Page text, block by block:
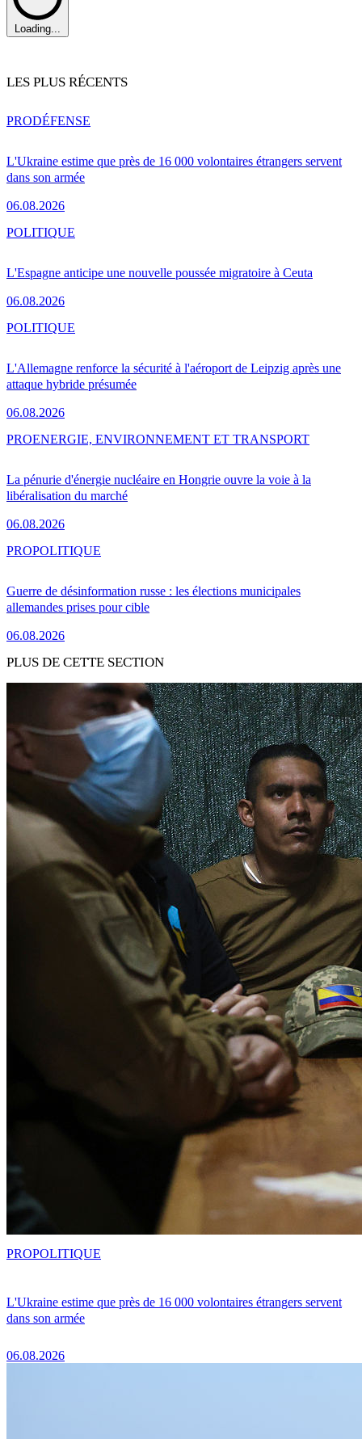
Loading...
LES PLUS RÉCENTS
L'Ukraine estime que près de 16 000 volontaires étrangers servent
dans son armée
06.08.2026
PRODÉFENSE
L'Espagne anticipe une nouvelle poussée migratoire à Ceuta
06.08.2026
POLITIQUE
L'Allemagne renforce la sécurité à l'aéroport de Leipzig après une
attaque hybride présumée
06.08.2026
POLITIQUE
La pénurie d'énergie nucléaire en Hongrie ouvre la voie à la
libéralisation du marché
06.08.2026
PROENERGIE, ENVIRONNEMENT ET TRANSPORT
Guerre de désinformation russe : les élections municipales
allemandes prises pour cible
06.08.2026
PROPOLITIQUE
PLUS DE CETTE SECTION
L'Ukraine estime que près de 16 000 volontaires étrangers servent
dans son armée
06.08.2026
PROPOLITIQUE